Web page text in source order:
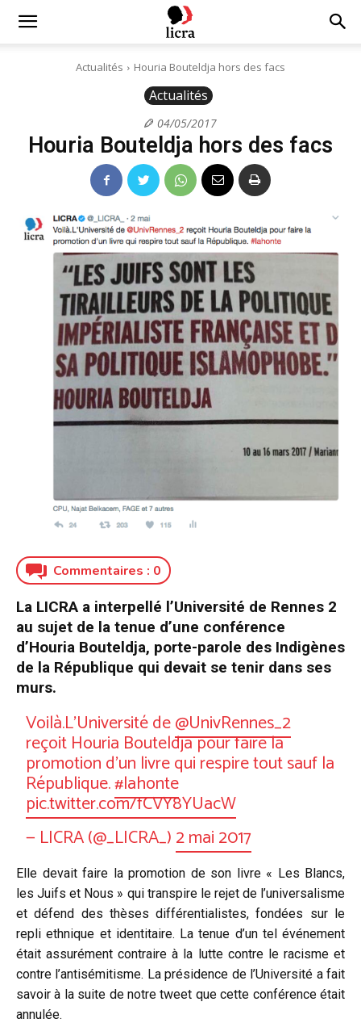
Licra
depuis
Actualités Houria Bouteldja hors des facs
Actualités
04/05/2017
Houria Bouteldja hors des facs
Commentaires : 0
La LICRA a interpellé l’Université de Rennes 2
au sujet de la tenue d’une conférence
d’Houria Bouteldja, porte-parole des Indigènes
de la République qui devait se tenir dans ses
murs.
Voilà.L’Université de@UnivRennes_2
reçoit Houria Bouteldja pour faire la
promotion d’un livre qui respire tout sauf la
République.#lahonte
pic.twitter.com/fCVY8YUacW
— LICRA (@_LICRA_)2 mai 2017
Elle devait faire la promotion de son livre « Les Blancs,
les Juifs et Nous » qui transpire le rejet de l’universalisme
et défend des thèses différentialistes, fondées sur le
repli ethnique et identitaire. La tenue d’un tel événement
était assurément contraire à la lutte contre le racisme et
contre l’antisémitisme. La présidence de l’Université a fait
savoir à la suite de notre tweet que cette conférence était
annulée.